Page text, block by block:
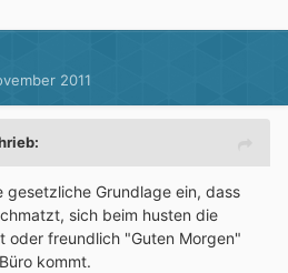
2011
Grundlage ein, dass
sich beim husten die
oder freundlich "Guten Morgen"
kommt.